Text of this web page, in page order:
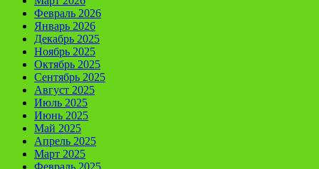
Февраль 2026
Январь 2026
Декабрь 2025
Ноябрь 2025
Октябрь 2025
Сентябрь 2025
Август 2025
Июль 2025
Июнь 2025
Май 2025
Апрель 2025
Март 2025